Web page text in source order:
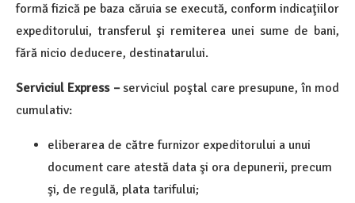
formă fizică pe baza căruia se execută, conform indicaţiilor
expeditorului, transferul şi remiterea unei sume de bani,
fără nicio deducere, destinatarului.
Serviciul Express –serviciul poştal care presupune, în mod
cumulativ:
eliberarea de către furnizor expeditorului a unui
document care atestă data şi ora depunerii, precum
şi, de regulă, plata tarifului;